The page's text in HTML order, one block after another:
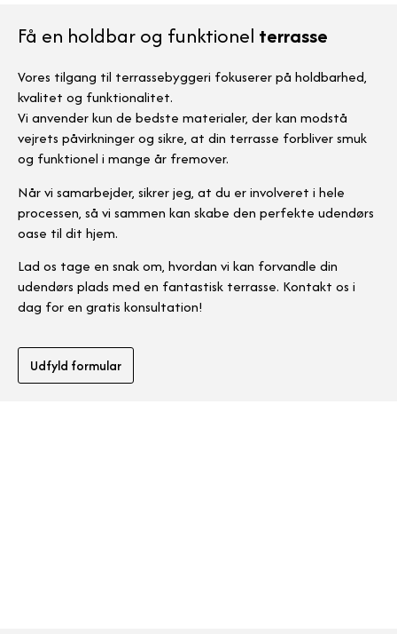
Få en holdbar og funktionel terrasse
Vores tilgang til terrassebyggeri fokuserer på holdbarhed,
kvalitet og funktionalitet.
Vi anvender kun de bedste materialer, der kan modstå
vejrets påvirkninger og sikre, at din terrasse forbliver smuk
og funktionel i mange år fremover.
Når vi samarbejder, sikrer jeg, at du er involveret i hele
processen, så vi sammen kan skabe den perfekte udendørs
oase til dit hjem.
Lad os tage en snak om, hvordan vi kan forvandle din
udendørs plads med en fantastisk terrasse. Kontakt os i
dag for en gratis konsultation!
Udfyld formular